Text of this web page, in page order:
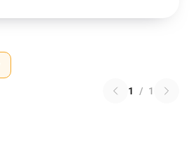
1 / 1